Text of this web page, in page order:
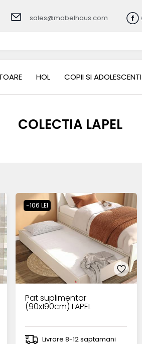
sales@mobelhaus.com
HOL COPII SI ADOLESCENTI
COLECTIA LAPEL
-106 LEI
Pat suplimentar
(90x190cm) LAPEL
Livrare 8-12 saptamani